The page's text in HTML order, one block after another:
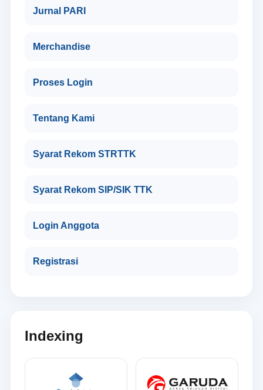
Jurnal PARI
Merchandise
Proses Login
Tentang Kami
Syarat Rekom STRTTK
Syarat Rekom SIP/SIK TTK
Login Anggota
Registrasi
Indexing